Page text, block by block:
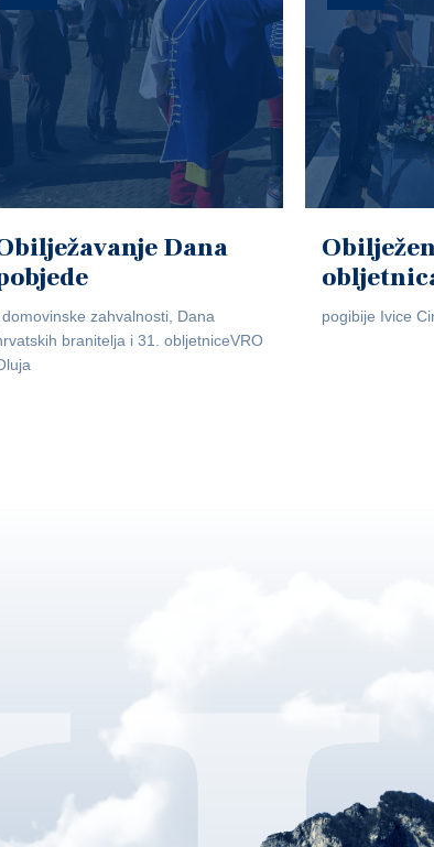
Dana
domovinske zahvalnosti, Dana
branitelja i 31. obljetniceVRO
pogibije Ivice